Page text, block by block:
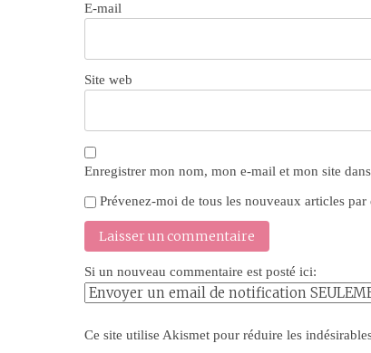
E-mail
Site web
Enregistrer mon nom, mon e-mail et mon site
Prévenez-moi de tous les nouveaux articles par
Si un nouveau commentaire est posté ici:
Ce site utilise Akismet pour réduire les